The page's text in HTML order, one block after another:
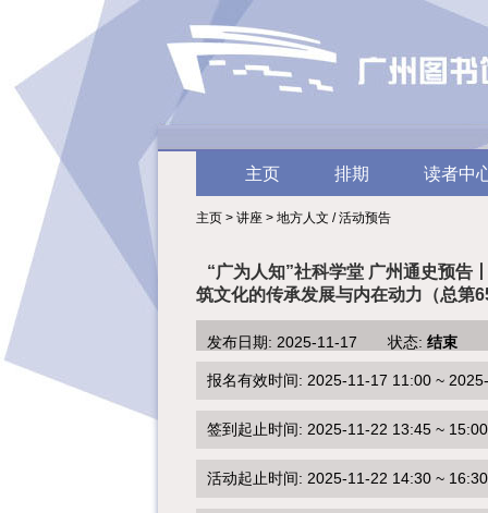
主页 排期 读者中
主页 > 讲座 > 地方人文 / 活动预告
“广为人知”社科学堂 广州通史预告
筑文化的传承发展与内在动力（总第
发布日期: 2025-11-17 状态: 结束
报名有效时间: 2025-11-17 11:00 ~
签到起止时间: 2025-11-22 13:45 ~ 15:00
活动起止时间: 2025-11-22 14:30 ~ 16:30